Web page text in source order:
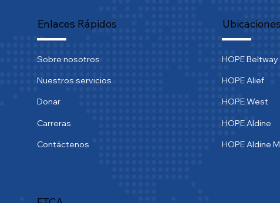
Enlaces Rápidos
Sobre nosotros
Nuestros servicios
Donar
Carreras
Contáctenos
Ubicaciones
HOPE Beltway
HOPE Alief
HOPE West
HOPE Aldine
HOPE Aldine